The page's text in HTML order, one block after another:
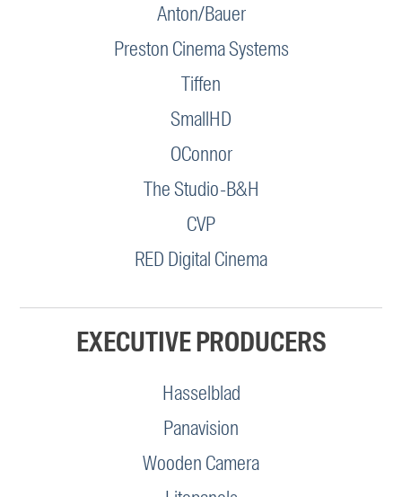
Anton/Bauer
Preston Cinema Systems
Tiffen
SmallHD
OConnor
The Studio-B&H
CVP
RED Digital Cinema
EXECUTIVE PRODUCERS
Hasselblad
Panavision
Wooden Camera